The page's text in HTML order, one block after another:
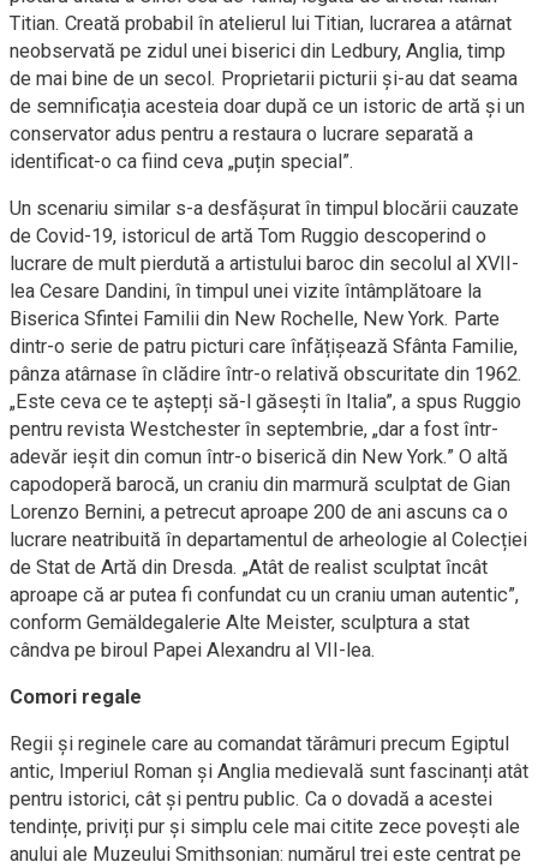
Titian. Creată probabil în atelierul lui Titian, lucrarea a atârnat
neobservată pe zidul unei biserici din Ledbury, Anglia, timp
de mai bine de un secol. Proprietarii picturii și-au dat seama
de semnificația acesteia doar după ce un istoric de artă și un
conservator adus pentru a restaura o lucrare separată a
identificat-o ca fiind ceva „puțin special”.
Un scenariu similar s-a desfășurat în timpul blocării cauzate
de Covid-19, istoricul de artă Tom Ruggio descoperind o
lucrare de mult pierdută a artistului baroc din secolul al XVII-
lea Cesare Dandini, în timpul unei vizite întâmplătoare la
Biserica Sfintei Familii din New Rochelle, New York. Parte
dintr-o serie de patru picturi care înfățișează Sfânta Familie,
pânza atârnase în clădire într-o relativă obscuritate din 1962.
„Este ceva ce te aștepți să-l găsești în Italia”, a spus Ruggio
pentru revista Westchester în septembrie, „dar a fost într-
adevăr ieșit din comun într-o biserică din New York.” O altă
capodoperă barocă, un craniu din marmură sculptat de Gian
Lorenzo Bernini, a petrecut aproape 200 de ani ascuns ca o
lucrare neatribuită în departamentul de arheologie al Colecției
de Stat de Artă din Dresda. „Atât de realist sculptat încât
aproape că ar putea fi confundat cu un craniu uman autentic”,
conform Gemäldegalerie Alte Meister, sculptura a stat
cândva pe biroul Papei Alexandru al VII-lea.
Comori regale
Regii și reginele care au comandat tărâmuri precum Egiptul
antic, Imperiul Roman și Anglia medievală sunt fascinanți atât
pentru istorici, cât și pentru public. Ca o dovadă a acestei
tendințe, priviți pur și simplu cele mai citite zece povești ale
anului ale Muzeului Smithsonian: numărul trei este centrat pe